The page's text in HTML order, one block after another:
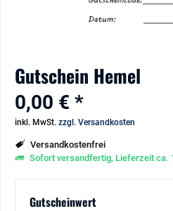
Gutschein Hemel
0,00 € *
inkl. MwSt. zzgl. Versandkosten
Versandkostenfrei
Sofort versandfertig, Lieferzeit ca.
Gutscheinwert